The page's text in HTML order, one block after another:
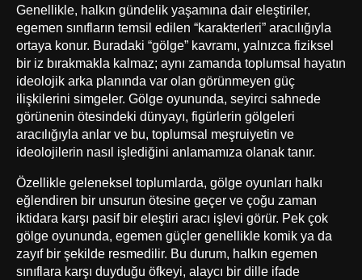
Genellikle, halkın gündelik yaşamına dair eleştiriler,
egemen sınıfların temsil edilen “karakterleri” aracılığıyla
ortaya konur. Buradaki “gölge” kavramı, yalnızca fiziksel
bir iz bırakmakla kalmaz; aynı zamanda toplumsal hayatın
ideolojik arka planında var olan görünmeyen güç
ilişkilerini simgeler. Gölge oyununda, seyirci sahnede
görünenin ötesindeki dünyayı, figürlerin gölgeleri
aracılığıyla anlar ve bu, toplumsal meşruiyetin ve
ideolojilerin nasıl işlediğini anlamamıza olanak tanır.
Özellikle geleneksel toplumlarda, gölge oyunları halkı
eğlendiren bir unsurun ötesine geçer ve çoğu zaman
iktidara karşı pasif bir eleştiri aracı işlevi görür. Pek çok
gölge oyununda, egemen güçler genellikle komik ya da
zayıf bir şekilde resmedilir. Bu durum, halkın egemen
sınıflara karşı duyduğu öfkeyi, alaycı bir dille ifade